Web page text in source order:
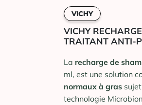
VICHY
VICHY
TRAITANT ANTI-
La recharge de
ml, est une solution
normaux à gras
technologie